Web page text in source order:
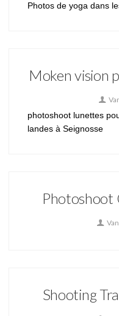
Photos de yoga dans
Moken vision
photoshoot lunettes
landes à Seignosse
Photoshoot
Shooting